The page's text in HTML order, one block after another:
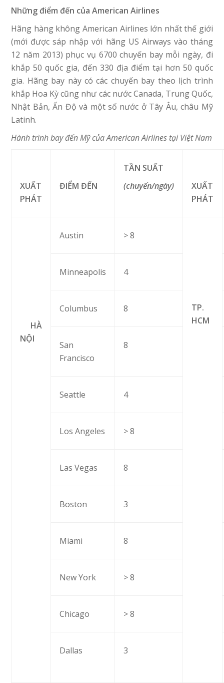
Những điểm đến của American Airlines
Hãng hàng không American Airlines lớn nhất thế giới
(mới được sáp nhập với hãng US Airways vào tháng
12 năm 2013) phục vụ 6700 chuyến bay mỗi ngày, đi
khắp 50 quốc gia, đến 330 địa điểm tại hơn 50 quốc
gia. Hãng bay này có các chuyến bay theo lịch trình
khắp Hoa Kỳ cũng như các nước Canada, Trung Quốc,
Nhật Bản, Ấn Độ và một số nước ở Tây Âu, châu Mỹ
Latinh.
Hành trình bay đến Mỹ của American Airlines tại Việt Nam
XUẤT
PHÁT
ĐIỂM ĐẾN
TẦN SUẤT
(chuyến/ngày)
XUẤT
PHÁT
HÀ
NỘI
Austin > 8
TP.
HCM
Minneapolis 4
Columbus 8
San
Francisco
8
Seattle 4
Los Angeles > 8
Las Vegas 8
Boston 3
Miami 8
New York > 8
Chicago > 8
Dallas 3